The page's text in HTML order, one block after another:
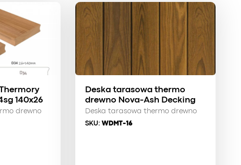
140x26
drewno
Deska tarasowa thermo
drewno Nova-Ash Decking
Deska tarasowa thermo drewno
SKU: WDMT-16